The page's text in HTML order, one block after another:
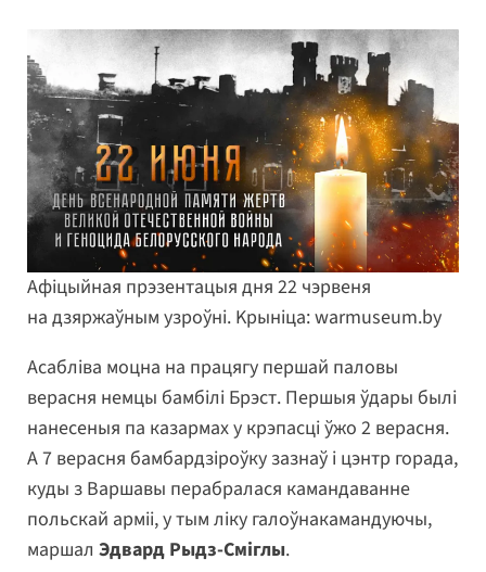
Афіцыйная прэзентацыя дня 22 чэрвеня
на дзяржаўным узроўні. Kрыніца: warmuseum.by
Асабліва моцна на працягу першай паловы
верасня немцы бамбілі Брэст. Першыя ўдары былі
нанесеныя па казармах у крэпасці ўжо 2 верасня.
А 7 верасня бамбардзіроўку зазнаў і цэнтр горада,
куды з Варшавы перабралася камандаванне
польскай арміі, у тым ліку галоўнакамандуючы,
маршал Эдвард Рыдз-Сміглы.